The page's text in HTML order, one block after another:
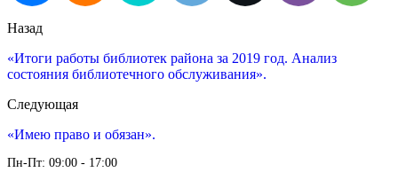
Назад
«Итоги работы библиотек района за 2019 год. Анализ
состояния библиотечного обслуживания».
Следующая
«Имею право и обязан».
Пн-Пт: 09:00 - 17:00